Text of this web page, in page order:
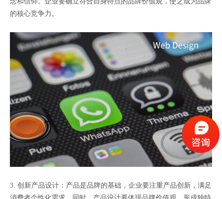
的核心竞争力。
3. 创新产品设计：产品是品牌的基础，企业要注重产品创新，满足